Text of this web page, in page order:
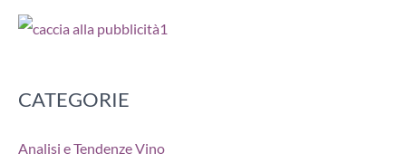
CATEGORIE
Analisi e Tendenze Vino